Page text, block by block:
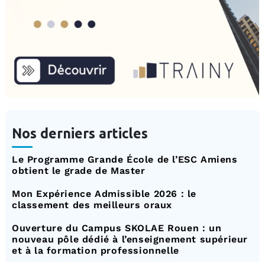
Nos derniers articles
Le Programme Grande École de l’ESC Amiens
obtient le grade de Master
Mon Expérience Admissible 2026 : le
classement des meilleurs oraux
Ouverture du Campus SKOLAE Rouen : un
nouveau pôle dédié à l’enseignement supérieur
et à la formation professionnelle